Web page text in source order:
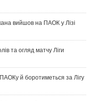
вийшов на ПАОК у Лізі
та огляд матчу Ліги
й боротиметься за Лігу